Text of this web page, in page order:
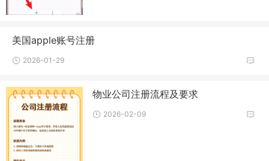
美国apple账号注册
2026-01-29
物业公司注册流程及要求
2026-02-09